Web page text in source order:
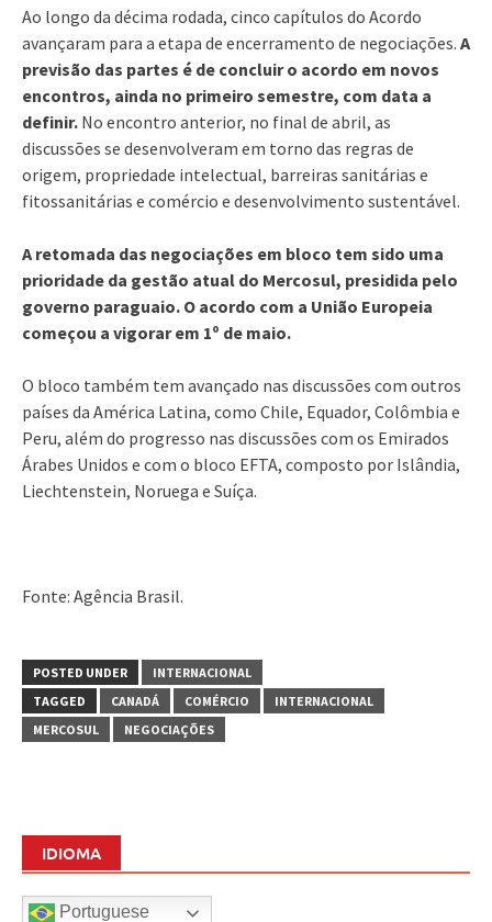
Ao longo da décima rodada, cinco capítulos do Acordo
avançaram para a etapa de encerramento de negociações. A
previsão das partes é de concluir o acordo em novos
encontros, ainda no primeiro semestre, com data a
definir. No encontro anterior, no final de abril, as
discussões se desenvolveram em torno das regras de
origem, propriedade intelectual, barreiras sanitárias e
fitossanitárias e comércio e desenvolvimento sustentável.
A retomada das negociações em bloco tem sido uma
prioridade da gestão atual do Mercosul, presidida pelo
governo paraguaio. O acordo com a União Europeia
começou a vigorar em 1º de maio.
O bloco também tem avançado nas discussões com outros
países da América Latina, como Chile, Equador, Colômbia e
Peru, além do progresso nas discussões com os Emirados
Árabes Unidos e com o bloco EFTA, composto por Islândia,
Liechtenstein, Noruega e Suíça.
Fonte: Agência Brasil.
POSTED UNDER
INTERNACIONAL
TAGGED
CANADÁ COMÉRCIO
INTERNACIONAL
MERCOSUL
NEGOCIAÇÕES
IDIOMA
Portuguese